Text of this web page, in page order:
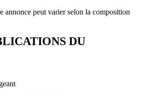
annonce peut varier selon la composition
DU